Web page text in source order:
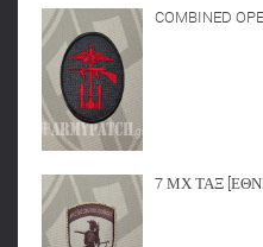
COMBINED
7 ΜΧ ΤΑΞ